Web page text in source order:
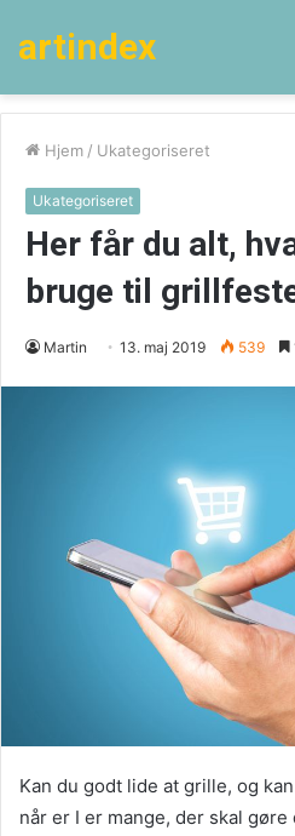
artindex
Hjem / Ukategoriseret
Ukategoriseret
Her får du alt,
bruge til
Martin 13. maj 2019 539
Kan du godt lide at grille, og
når er I er mange, der skal gøre